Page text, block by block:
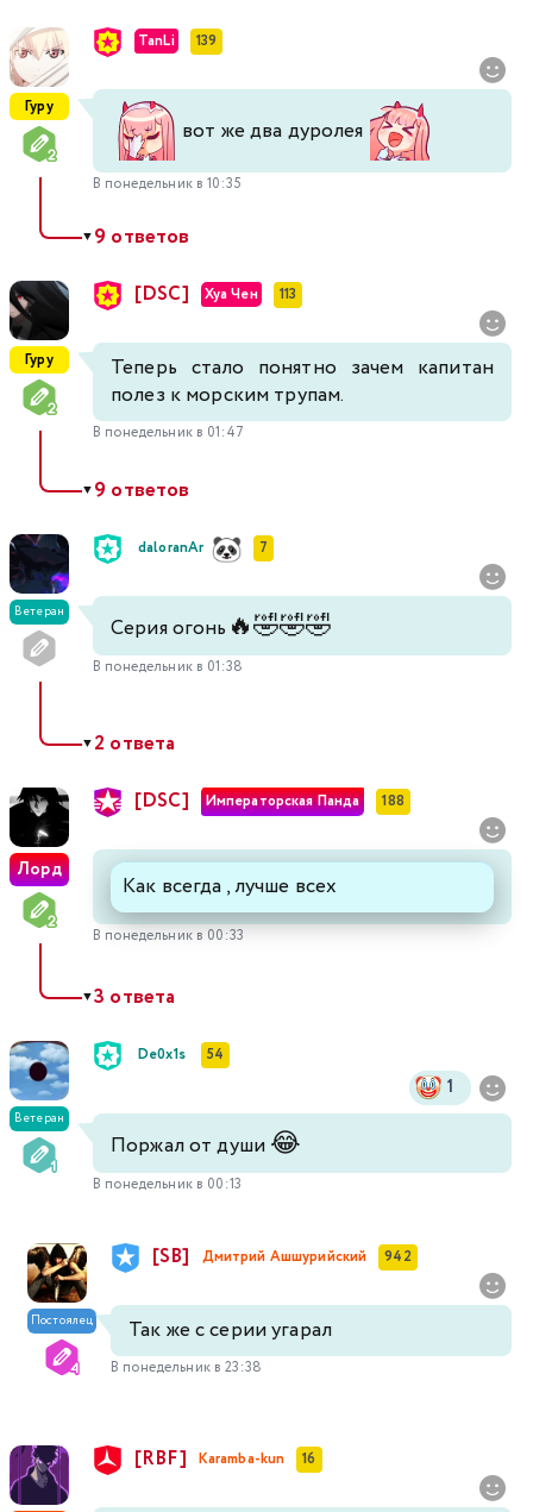
Гуру
TanLi 139
вот же два дуролея
В понедельник в 10:35
▼9 ответов
Гуру
[DSC] Хуа Чен 113
Теперь стало понятно зачем капитан
полез к морским трупам.
В понедельник в 01:47
▼9 ответов
Ветеран
daloranAr 7
Серия огонь 🔥🤣🤣🤣
В понедельник в 01:38
▼2 ответа
Лорд
[DSC] Императорская Панда 188
Как всегда , лучше всех
В понедельник в 00:33
▼3 ответа
Ветеран
De0x1s 54
1
Поржал от души 😂
В понедельник в 00:13
Постоялец
[SB] Дмитрий Ашшурийский 942
Так же с серии угарал
В понедельник в 23:38
[RBF] Karamba-kun 16